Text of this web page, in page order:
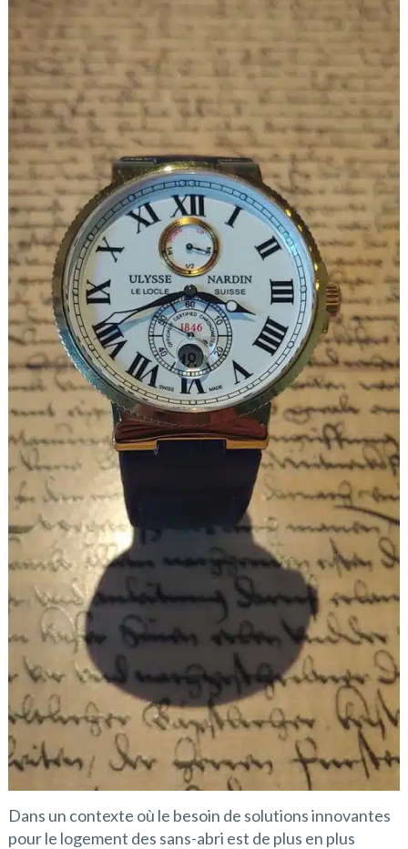
Dans un contexte où le besoin de solutions innovantes
pour le logement des sans-abri est de plus en plus